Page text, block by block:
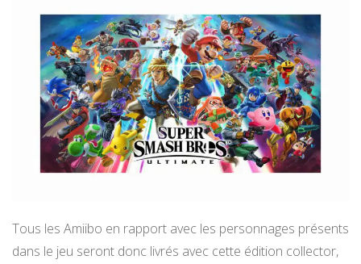
Tous les Amiibo en rapport avec les personnages présents
dans le jeu seront donc livrés avec cette édition collector,